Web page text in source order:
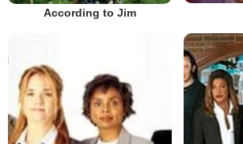
According to Jim